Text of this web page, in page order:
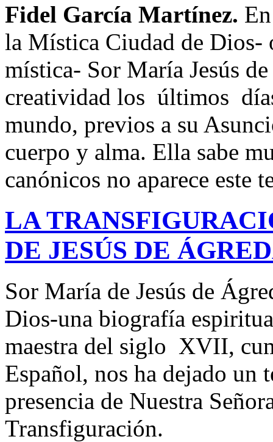
Fidel García Martínez.
la Mística Ciudad de Dios-
mística- Sor María Jesús
creatividad los últimos
mundo, previos a su
cuerpo y alma. Ella sabe
canónicos no aparece este
LA
DE JESÚS DE
Sor María de Jesús de
Dios-una biografía
maestra del siglo XVII,
Español, nos ha dejado un
presencia de Nuestra
Transfiguración.